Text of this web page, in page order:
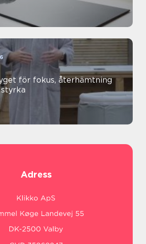
Adress